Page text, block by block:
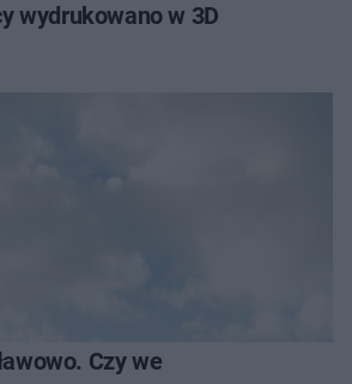
wydrukowano w 3D
Czy we